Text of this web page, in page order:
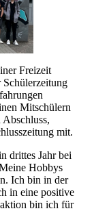
Freizeit
Schülerzeitung
Mitschülern
mit.
drittes Jahr bei
Hobbys
Ich bin in der
in eine positive
bin ich für